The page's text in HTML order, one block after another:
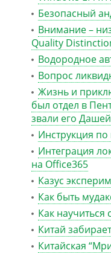
Безопасный
Внимание –
Quality
Водородное
Вопрос
Жизнь и
был отдел в
звали его Дашей
Инструкция
Интеграция
на Office365
Казус
Как быть
Как научиться
Китай
Китайская